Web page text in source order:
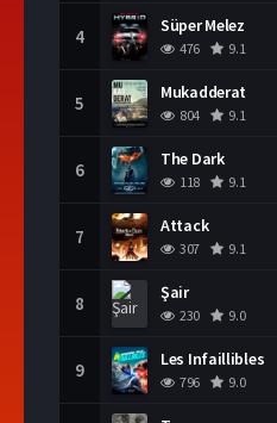
4 Süper Melez
476 9.1
5 Mukadderat
804 9.1
6 The Dark
118 9.1
7 Attack
307 9.1
8 Şair
230 9.0
9 Les Infaillibles
796 9.0